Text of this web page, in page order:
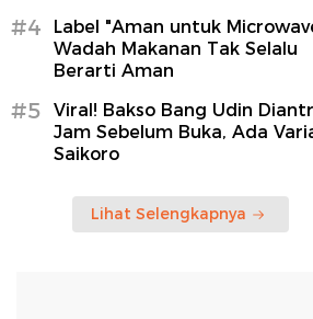
#4
Label "Aman untuk
Wadah Makanan Tak Selalu
Berarti Aman
#5
Viral! Bakso Bang Udin
Jam Sebelum Buka, Ada
Saikoro
Lihat Selengkapnya